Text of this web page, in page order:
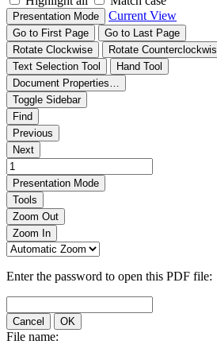
Presentation Mode Current View
Go to First Page
Go to Last Page
Rotate Clockwise
Rotate
Text Selection Tool
Hand Tool
Document Properties…
Toggle Sidebar
Find
Previous
Next
Presentation Mode
Tools
Zoom Out
Zoom In
Enter the password to open this PDF file:
Cancel OK
File name: